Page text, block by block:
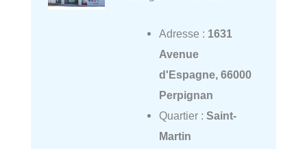
Adresse : 1631
Avenue
d'Espagne, 66000
Perpignan
Quartier : Saint-
Martin